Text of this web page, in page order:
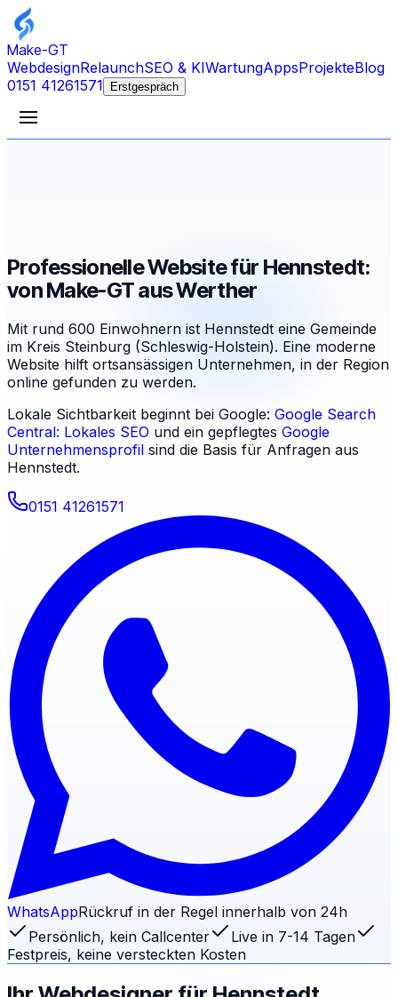
Make-GT
WebdesignRelaunchSEO & KIWartungAppsProjekteBlog
0151 41261571
Erstgespräch
Professionelle Website für Hennstedt:
von Make-GT aus Werther
Mit rund 600 Einwohnern ist Hennstedt eine Gemeinde
im Kreis Steinburg (Schleswig-Holstein). Eine moderne
Website hilft ortsansässigen Unternehmen, in der Region
online gefunden zu werden.
Lokale Sichtbarkeit beginnt bei Google: Google Search
Central: Lokales SEO und ein gepflegtes Google
Unternehmensprofil sind die Basis für Anfragen aus
Hennstedt.
0151 41261571
WhatsAppRückruf in der Regel innerhalb von 24h
Persönlich, kein Callcenter
Live in 7-14 Tagen
Festpreis, keine versteckten Kosten